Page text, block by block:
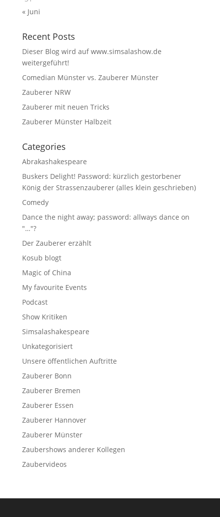
« Juni
Recent Posts
Dieser Blog wird auf www.simsalashow.de
weitergeführt!
Comedian Münster vs. Zauberer Münster
Zauberer NRW
Zauberer mit neuen Tricks
Zauberer Münster Halbzeit
Categories
Abrakashakespeare
Buskers Delight! Password: kürzlich gestorbener
König der Strassenzauberer (alles klein geschrieben)
Comedy
Dance the night away; password: allways dance on
"…"?
Der Zauberer erzählt
Kosub blogt
Magic of China
My favourite Events
Podcast
Show Kritiken
Simsalashakespeare
Unkategorisiert
Unsere öffentlichen Auftritte
Zauberer Bonn
Zauberer Bremen
Zauberer Essen
Zauberer Hannover
Zauberer Münster
Zaubershows anderer Kollegen
Zaubervideos